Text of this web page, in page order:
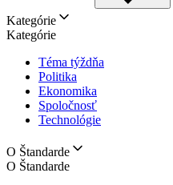
Kategórie
Kategórie
Téma týždňa
Politika
Ekonomika
Spoločnosť
Technológie
O Štandarde
O Štandarde